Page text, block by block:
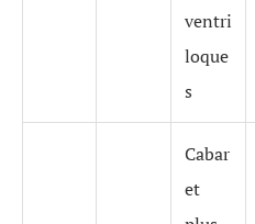
ventri
loque
s
Cabar
et